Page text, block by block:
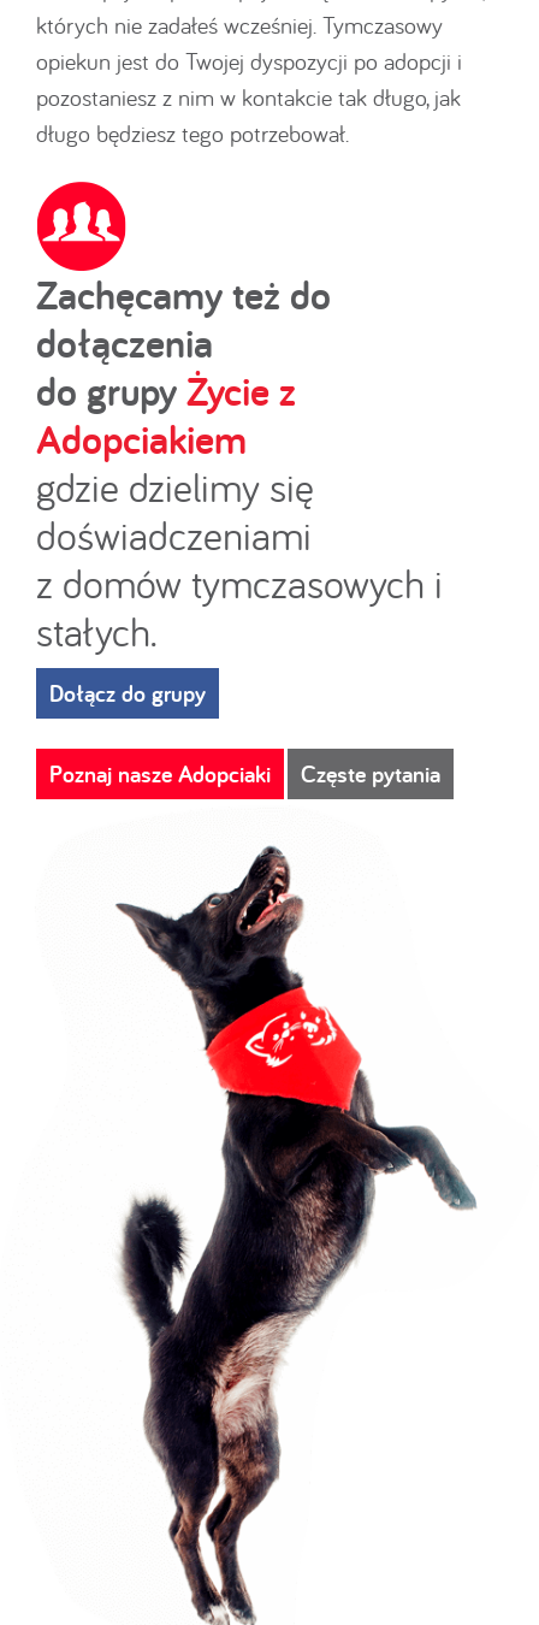
których nie zadałeś wcześniej. Tymczasowy
opiekun jest do Twojej dyspozycji po adopcji i
pozostaniesz z nim w kontakcie tak długo, jak
długo będziesz tego potrzebował.
Zachęcamy też do
dołączenia
do grupyŻycie z
Adopciakiem
gdzie dzielimy się
doświadczeniami
z domów tymczasowych i
stałych.
Dołącz do grupy
Poznaj nasze Adopciaki Częste pytania